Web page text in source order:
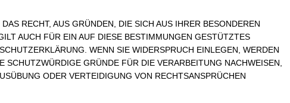
RECHT, AUS GRÜNDEN, DIE SICH AUS IHRER BESONDEREN
AUCH FÜR EIN AUF DIESE BESTIMMUNGEN GESTÜTZTES
WENN SIE WIDERSPRUCH EINLEGEN, WERDEN
GRÜNDE FÜR DIE VERARBEITUNG NACHWEISEN,
ODER VERTEIDIGUNG VON RECHTSANSPRÜCHEN